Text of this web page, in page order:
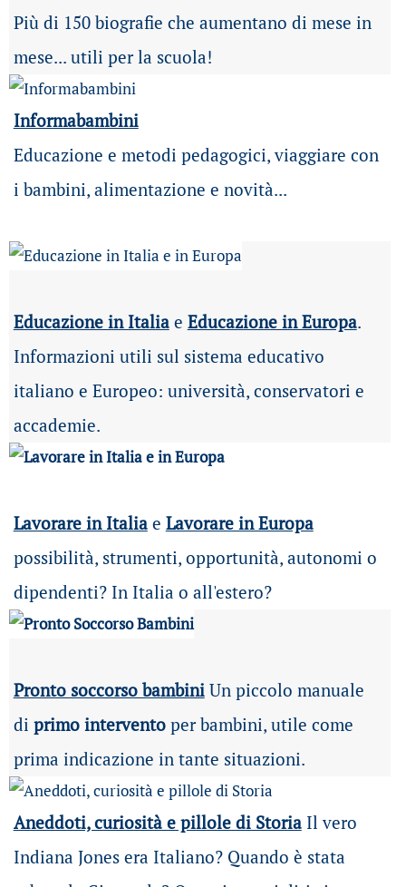
Più di 150 biografie che aumentano di mese in
mese... utili per la scuola!
Informabambini
Educazione e metodi pedagogici, viaggiare con
i bambini, alimentazione e novità...
Educazione in Italiae Educazione in Europa.
Informazioni utili sul sistema educativo
italiano e Europeo: università, conservatori e
accademie.
Lavorare in Italia e Lavorare in Europa
possibilità, strumenti, opportunità, autonomi o
dipendenti? In Italia o all'estero?
Pronto soccorso bambiniUn piccolo manuale
di primo interventoper bambini, utile come
prima indicazione in tante situazioni.
Aneddoti, curiosità e pillole di Storia Il vero
Indiana Jones era Italiano? Quando è stata